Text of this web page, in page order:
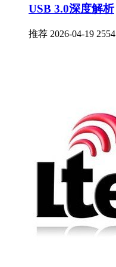
USB 3.0深度解析
推荐 2026-04-19 2554